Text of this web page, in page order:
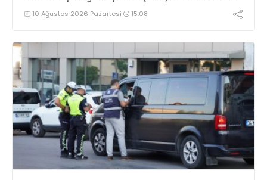
döndüğü bölgede son imalatlar da tamamlanıyor
10 Ağustos 2026 Pazartesi 15:08